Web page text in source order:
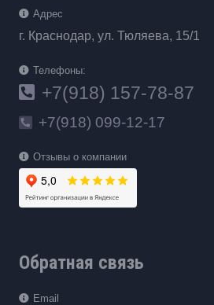
Адрес
г. Краснодар, ул. Тюляева, 15/1
Телефоны:
+7(918) 157-78-87
+7(918) 099-12-17
Отзывы о компании
Обратная связь
Email